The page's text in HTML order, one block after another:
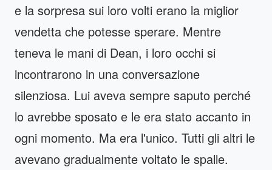
e la sorpresa sui loro volti erano la miglior
vendetta che potesse sperare. Mentre
teneva le mani di Dean, i loro occhi si
incontrarono in una conversazione
silenziosa. Lui aveva sempre saputo perché
lo avrebbe sposato e le era stato accanto in
ogni momento. Ma era l'unico. Tutti gli altri le
avevano gradualmente voltato le spalle.